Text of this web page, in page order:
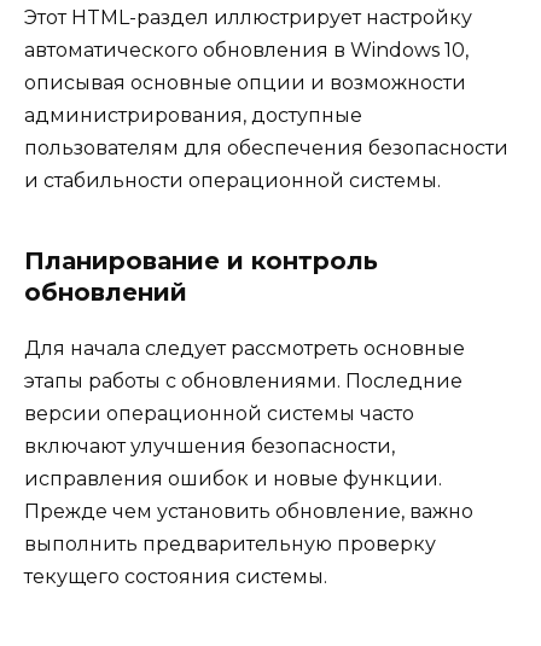
Этот HTML-раздел иллюстрирует настройку
автоматического обновления в Windows 10,
описывая основные опции и возможности
администрирования, доступные
пользователям для обеспечения безопасности
и стабильности операционной системы.
Планирование и контроль
обновлений
Для начала следует рассмотреть основные
этапы работы с обновлениями. Последние
версии операционной системы часто
включают улучшения безопасности,
исправления ошибок и новые функции.
Прежде чем установить обновление, важно
выполнить предварительную проверку
текущего состояния системы.